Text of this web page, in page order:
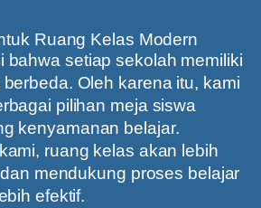
Ruang Kelas Modern
bahwa setiap sekolah memiliki
Oleh karena itu, kami
pilihan meja siswa
kenyamanan belajar.
ruang kelas akan lebih
mendukung proses belajar
efektif.